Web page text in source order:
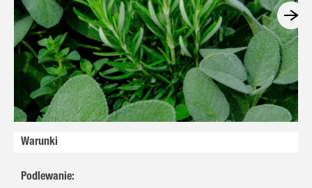
O nas
Warunki
Podlewanie: